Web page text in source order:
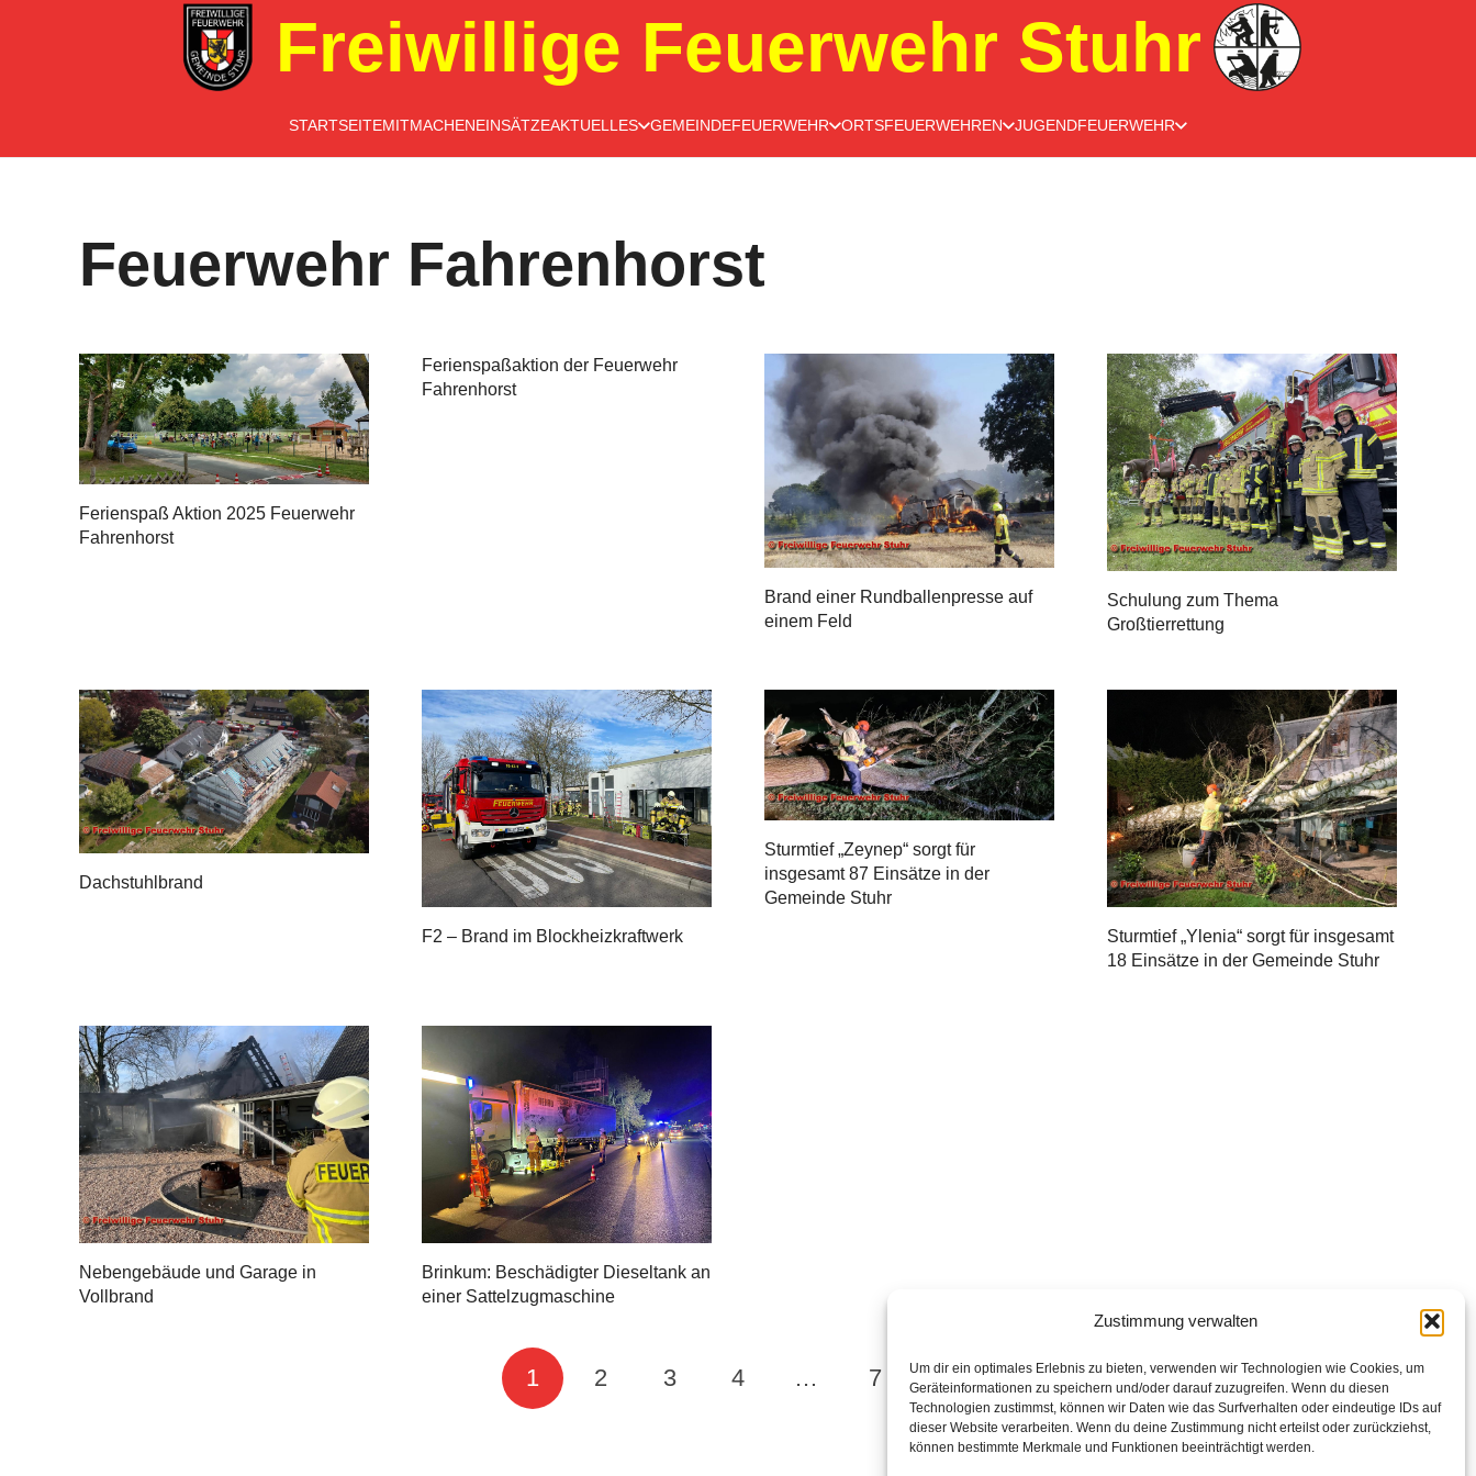
Zustimmung verwalten
Um dir ein optimales Erlebnis zu bieten, verwenden wir Technologien wie Cookies, um
Geräteinformationen zu speichern und/oder darauf zuzugreifen. Wenn du diesen
Technologien zustimmst, können wir Daten wie das Surfverhalten oder eindeutige IDs auf
dieser Website verarbeiten. Wenn du deine Zustimmung nicht erteilst oder zurückziehst,
können bestimmte Merkmale und Funktionen beeinträchtigt werden.
Freiwillige Feuerwehr Stuhr
STARTSEITEMITMACHENEINSÄTZEAKTUELLES GEMEINDEFEUERWEHR ORTSFEUERWEHREN JUGENDFEUERWEHR
Feuerwehr Fahrenhorst
Ferienspaß Aktion 2025 Feuerwehr
Fahrenhorst
Ferienspaßaktion der Feuerwehr
Fahrenhorst
Brand einer Rundballenpresse auf
einem Feld
Schulung zum Thema
Großtierrettung
Dachstuhlbrand
F2 – Brand im Blockheizkraftwerk
Sturmtief „Zeynep“ sorgt für
insgesamt 87 Einsätze in der
Gemeinde Stuhr
Sturmtief „Ylenia“ sorgt für insgesamt
18 Einsätze in der Gemeinde Stuhr
Nebengebäude und Garage in
Vollbrand
Brinkum: Beschädigter Dieseltank an
einer Sattelzugmaschine
1 2 3 4 … 7